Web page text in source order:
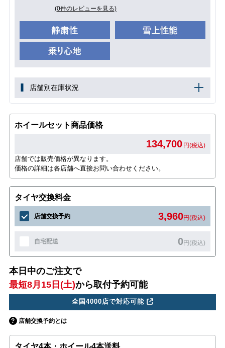
(0件のレビューを見る)
店舗別在庫状況
ホイールセット商品価格
134,700 円(税込)
店舗では販売価格が異なります。
価格の詳細は各店舗へ直接お問い合わせください。
タイヤ交換料金
店舗交換予約 3,960円(税込)
自宅配送 0円(税込)
本日中のご注文で
最短8月15日(土)から取付予約可能
全国4000店で対応可能
店舗交換予約とは
タイヤ4本・ホイール4本送料